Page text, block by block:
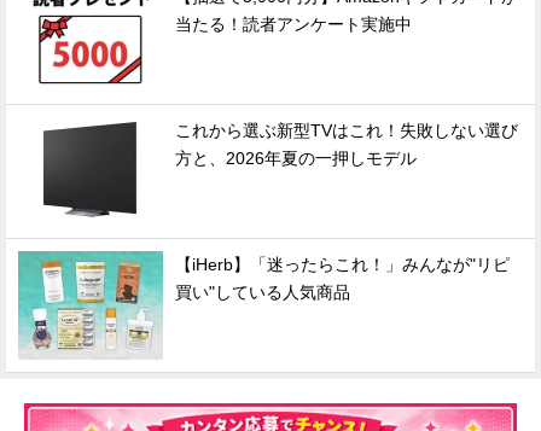
当たる！読者アンケート実施中
これから選ぶ新型TVはこれ！失敗しない選び
方と、2026年夏の一押しモデル
【iHerb】「迷ったらこれ！」みんなが"リピ
買い"している人気商品